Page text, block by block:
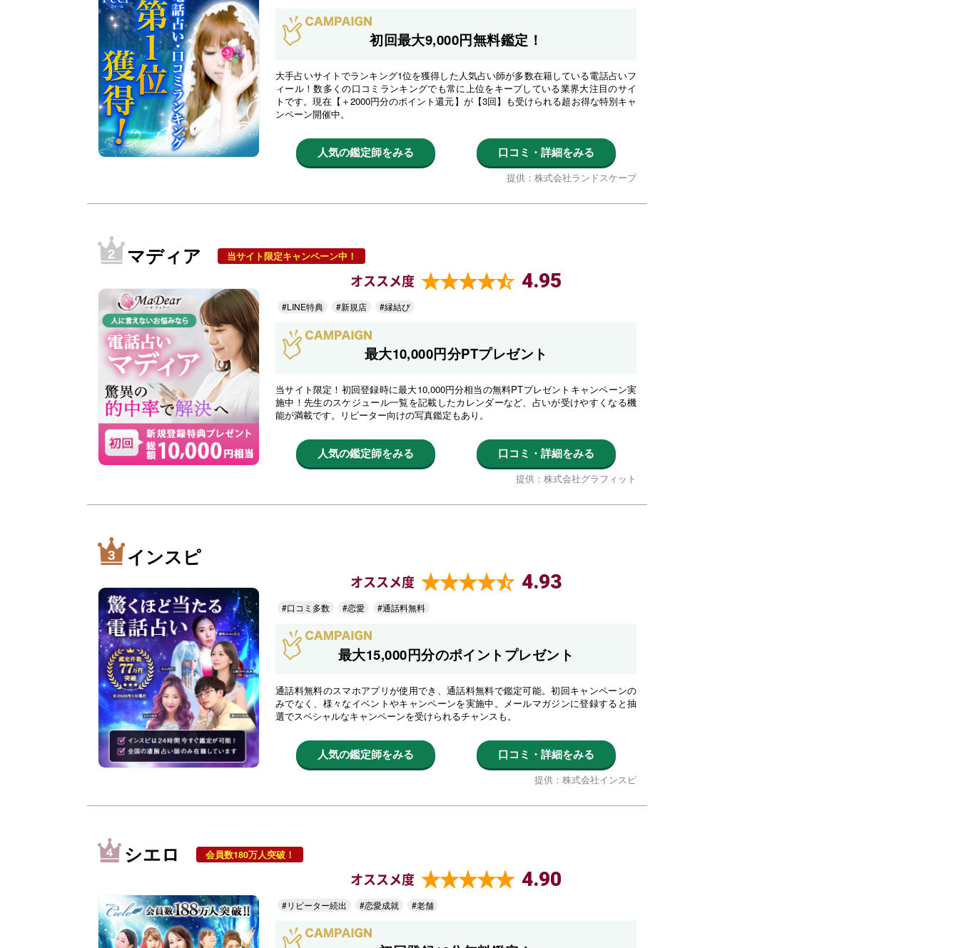
初回最大9,000円無料鑑定！
大手占いサイトでランキング1位を獲得した人気占い師が多数在籍している電話占いフ
ィール！数多くの口コミランキングでも常に上位をキープしている業界大注目のサイ
トです。現在【＋2000円分のポイント還元】が【3回】も受けられる超お得な特別キャ
ンペーン開催中。
人気の鑑定師をみる 口コミ・詳細をみる
提供：株式会社ランドスケープ
マディア 当サイト限定キャンペーン中！
オススメ度 4.95
#LINE特典 #新規店 #縁結び
最大10,000円分PTプレゼント
当サイト限定！初回登録時に最大10,000円分相当の無料PTプレゼントキャンペーン実
施中！先生のスケジュール一覧を記載したカレンダーなど、占いが受けやすくなる機
能が満載です。リピーター向けの写真鑑定もあり。
人気の鑑定師をみる 口コミ・詳細をみる
提供：株式会社グラフィット
インスピ
オススメ度 4.93
#口コミ多数 #恋愛 #通話料無料
最大15,000円分のポイントプレゼント
通話料無料のスマホアプリが使用でき、通話料無料で鑑定可能。初回キャンペーンの
みでなく、様々なイベントやキャンペーンを実施中。メールマガジンに登録すると抽
選でスペシャルなキャンペーンを受けられるチャンスも。
人気の鑑定師をみる 口コミ・詳細をみる
提供：株式会社インスピ
シエロ 会員数180万人突破！
オススメ度 4.90
#リピーター続出 #恋愛成就 #老舗